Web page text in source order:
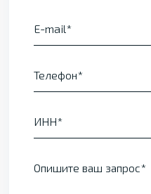
E-mail
Телефон
ИНН
Опишите ваш запрос